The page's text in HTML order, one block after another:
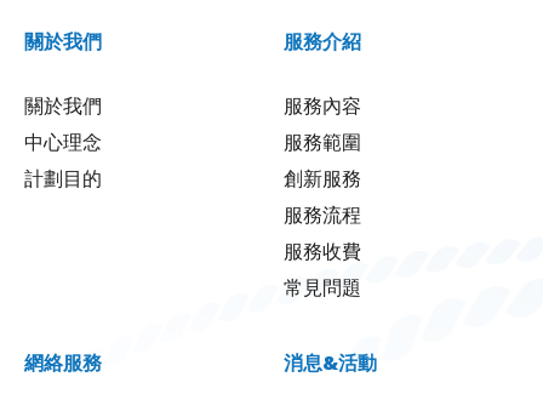
關於我們
關於我們
中心理念
計劃目的
服務介紹
服務內容
服務範圍
創新服務
服務流程
服務收費
常見問題
網絡服務 消息&活動